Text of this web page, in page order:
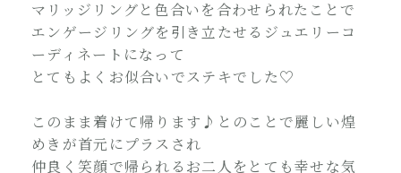
マリッジリングと色合いを合わせられたことで
エンゲージリングを引き立たせるジュエリーコ
ーディネートになって
とてもよくお似合いでステキでした♡
このまま着けて帰ります♪とのことで麗しい煌
めきが首元にプラスされ
仲良く笑顔で帰られるお二人をとても幸せな気